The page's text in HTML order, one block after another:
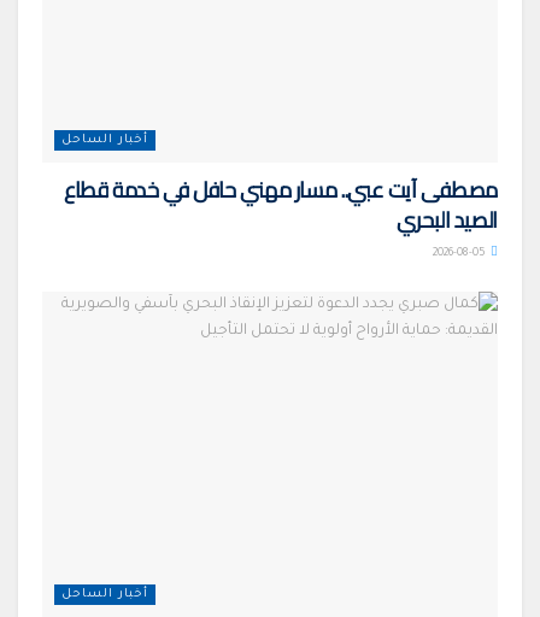
أخبار الساحل
مصطفى آيت عبي.. مسار مهني حافل في خدمة قطاع
الصيد البحري
أخبار الساحل